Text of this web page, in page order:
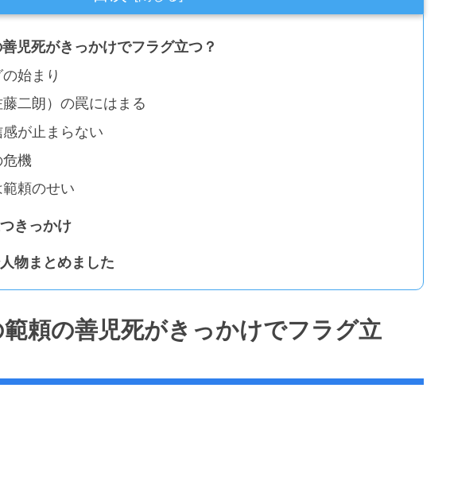
児死がきっかけでフラグ立つ？
始まり
二朗）の罠にはまる
が止まらない
機
頼のせい
きっかけ
物まとめました
頼の善児死がきっかけでフラグ立